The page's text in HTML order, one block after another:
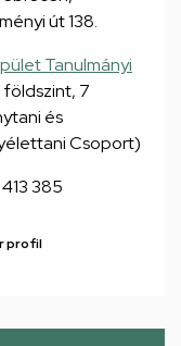
út 138.
Tanulmányi
földszint, 7
és
Csoport)
385
profil